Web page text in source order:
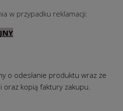
w przypadku reklamacji:
o odesłanie produktu wraz ze
kopią faktury zakupu.